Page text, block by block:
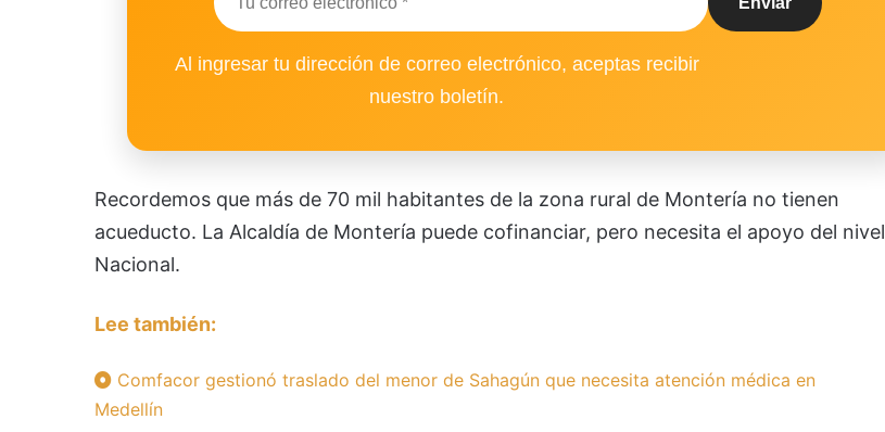
Al ingresar tu dirección de correo electrónico, aceptas recibir
nuestro boletín.
Recordemos que más de 70 mil habitantes de la zona rural de Montería no tienen
acueducto. La Alcaldía de Montería puede cofinanciar, pero necesita el apoyo del nivel
Nacional.
Lee también:
Comfacor gestionó traslado del menor de Sahagún que necesita atención médica en
Medellín